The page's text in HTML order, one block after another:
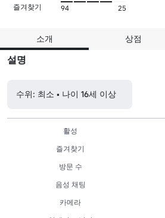
즐겨찾기 94 25
소개 상점
설명
수위: 최소 • 나이 16세 이상
활성
즐겨찾기
방문 수
음성 채팅
카메라